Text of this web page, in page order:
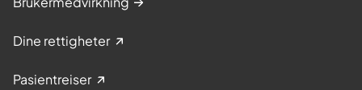
Dine rettigheter
Pasientreiser